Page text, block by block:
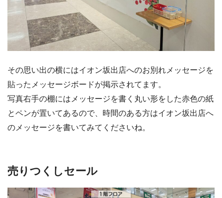
その思い出の横にはイオン坂出店へのお別れメッセージを
貼ったメッセージボードが掲示されてます。
写真右手の棚にはメッセージを書く丸い形をした赤色の紙
とペンが置いてあるので、時間のある方はイオン坂出店へ
のメッセージを書いてみてくださいね。
売りつくしセール